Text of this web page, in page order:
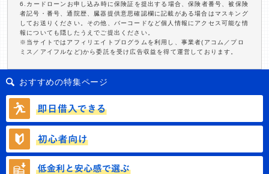
6.カードローンお申し込み時に保険証を提出する場合、保険者番号、被保険
者記号・番号、通院歴、臓器提供意思確認欄に記載がある場合はマスキング
してお送りください。その他、バーコードなど個人情報にアクセス可能な情
報についても隠したうえでご提出ください。
※当サイトではアフィリエイトプログラムを利用し、事業者(アコム／プロ
ミス／アイフルなど)から委託を受け広告収益を得て運営しております。
おすすめの特集ページ